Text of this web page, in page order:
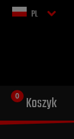
PL
Koszyk
dla Twojego